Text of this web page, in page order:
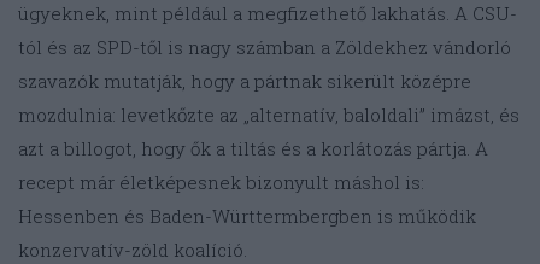
ügyeknek, mint például a megfizethető lakhatás. A CSU-
tól és az SPD-től is nagy számban a Zöldekhez vándorló
szavazók mutatják, hogy a pártnak sikerült középre
mozdulnia: levetkőzte az „alternatív, baloldali” imázst, és
azt a billogot, hogy ők a tiltás és a korlátozás pártja. A
recept már életképesnek bizonyult máshol is:
Hessenben és Baden-Württermbergben is működik
konzervatív-zöld koalíció.